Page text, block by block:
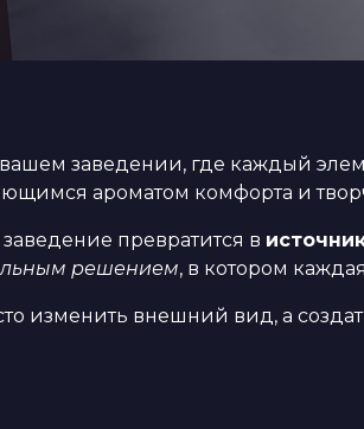
заведении, где каждый
ароматом комфорта и
превратится в
решением, в котором
изменить внешний вид, а